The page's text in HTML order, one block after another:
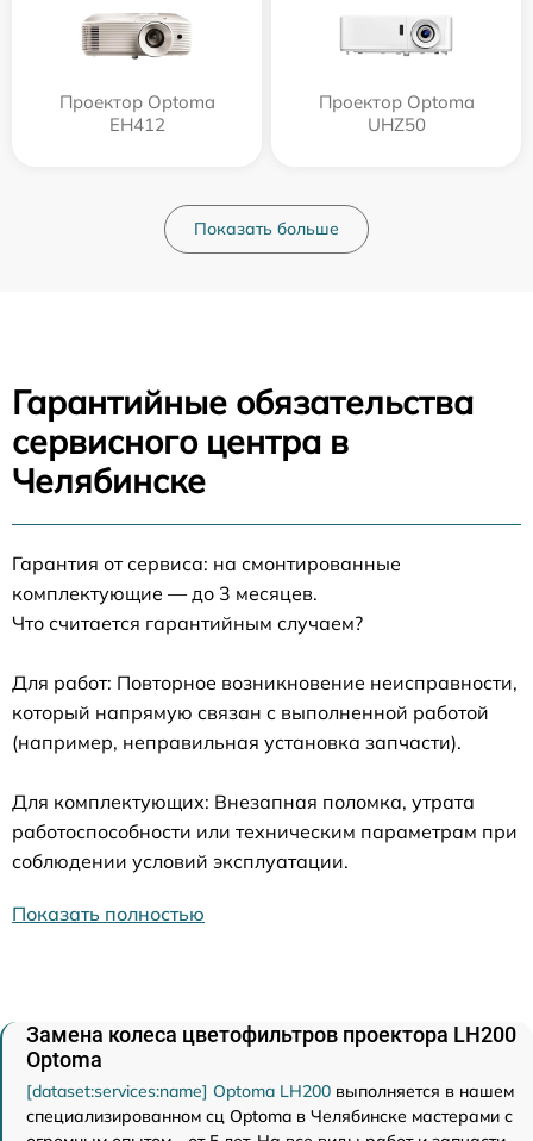
Проектор Optoma
EH412
Проектор Optoma
UHZ50
Показать больше
Гарантийные обязательства
сервисного центра в
Челябинске
Гарантия от сервиса: на смонтированные
комплектующие — до 3 месяцев.
Что считается гарантийным случаем?
Для работ: Повторное возникновение неисправности,
который напрямую связан с выполненной работой
(например, неправильная установка запчасти).
Для комплектующих: Внезапная поломка, утрата
работоспособности или техническим параметрам при
соблюдении условий эксплуатации.
Показать полностью
Замена колеса цветофильтров проектора LH200
Optoma
[dataset:services:name] Optoma LH200 выполняется в нашем
специализированном сц Optoma в Челябинске мастерами с